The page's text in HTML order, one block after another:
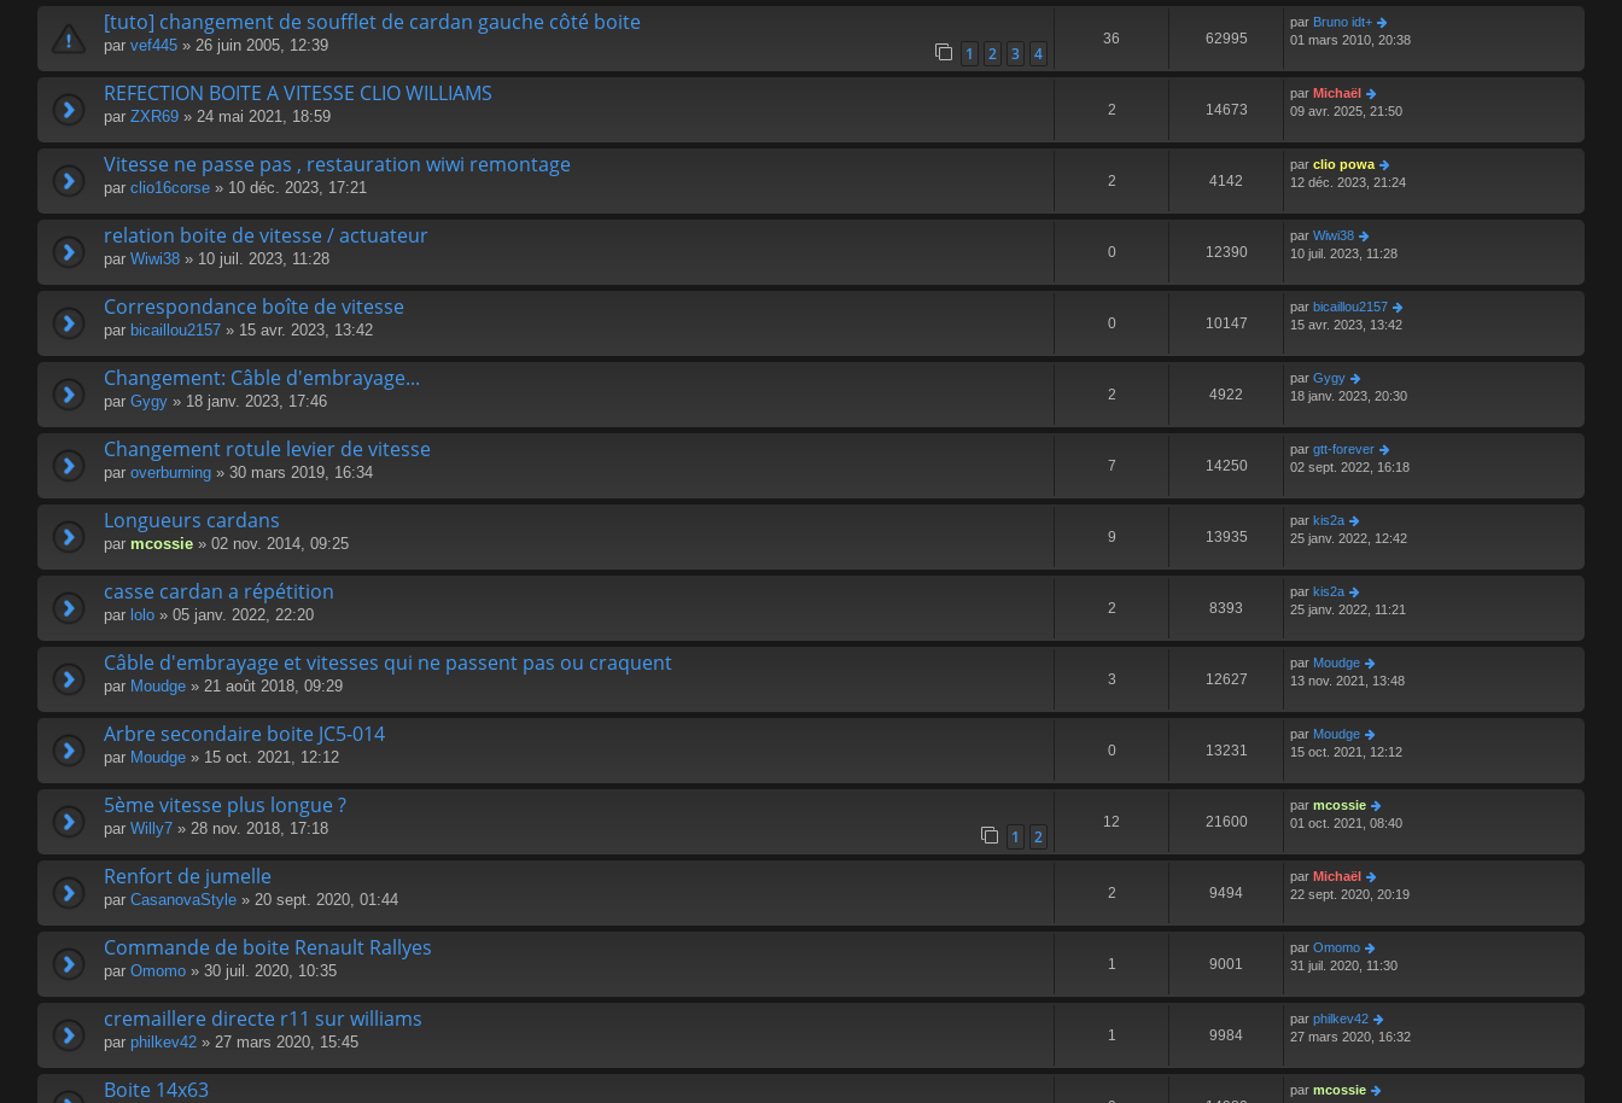
[tuto] changement de soufflet de cardan gauche côté boite
par vef445 » 26 juin 2005, 12:39 1 2 3 4
36 62995
par Bruno idt+
01 mars 2010, 20:38
REFECTION BOITE A VITESSE CLIO WILLIAMS
par ZXR69 » 24 mai 2021, 18:59 2 14673
par Michaël
09 avr. 2025, 21:50
Vitesse ne passe pas , restauration wiwi remontage
par clio16corse » 10 déc. 2023, 17:21 2 4142
par clio powa
12 déc. 2023, 21:24
relation boite de vitesse / actuateur
par Wiwi38 » 10 juil. 2023, 11:28 0 12390
par Wiwi38
10 juil. 2023, 11:28
Correspondance boîte de vitesse
par bicaillou2157 » 15 avr. 2023, 13:42 0 10147
par bicaillou2157
15 avr. 2023, 13:42
Changement: Câble d'embrayage...
par Gygy » 18 janv. 2023, 17:46 2 4922
par Gygy
18 janv. 2023, 20:30
Changement rotule levier de vitesse
par overburning » 30 mars 2019, 16:34 7 14250
par gtt-forever
02 sept. 2022, 16:18
Longueurs cardans
par mcossie » 02 nov. 2014, 09:25 9 13935
par kis2a
25 janv. 2022, 12:42
casse cardan a répétition
par lolo » 05 janv. 2022, 22:20 2 8393
par kis2a
25 janv. 2022, 11:21
Câble d'embrayage et vitesses qui ne passent pas ou craquent
par Moudge » 21 août 2018, 09:29 3 12627
par Moudge
13 nov. 2021, 13:48
Arbre secondaire boite JC5-014
par Moudge » 15 oct. 2021, 12:12 0 13231
par Moudge
15 oct. 2021, 12:12
5ème vitesse plus longue ?
par Willy7 » 28 nov. 2018, 17:18 1 2
12 21600
par mcossie
01 oct. 2021, 08:40
Renfort de jumelle
par CasanovaStyle » 20 sept. 2020, 01:44 2 9494
par Michaël
22 sept. 2020, 20:19
Commande de boite Renault Rallyes
par Omomo » 30 juil. 2020, 10:35 1 9001
par Omomo
31 juil. 2020, 11:30
cremaillere directe r11 sur williams
par philkev42 » 27 mars 2020, 15:45 1 9984
par philkev42
27 mars 2020, 16:32
Boite 14x63 par mcossie